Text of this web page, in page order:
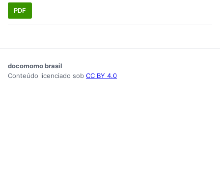
PDF
docomomo brasil
Conteúdo licenciado sob CC BY 4.0